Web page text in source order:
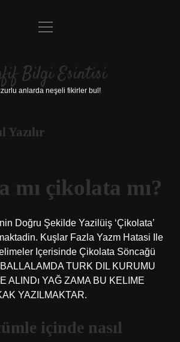
Anasayfa
Yasal Uyarı
menüyü
Bilgi Esintisi
anlarda neşeli fikirler bul!
Yazılır
mı çikolata mı?
Doğru Şekilde Yazilüiş ‘Çikolata’
Kuşlar Fazla Yazm Hatasi Ile
Içerisinde Çikolata Söncağü
TURK DIL KURUMU
ALINDı YAĞ ZAMA BU KELIME
YAZILMAKTAR.
içinde nasıl